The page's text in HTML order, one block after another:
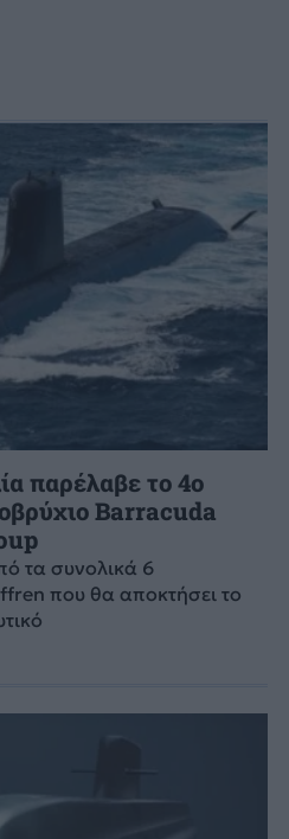
παρέλαβε το 4ο
Barracuda
τα συνολικά 6
που θα αποκτήσει το